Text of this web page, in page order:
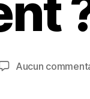
Aucun